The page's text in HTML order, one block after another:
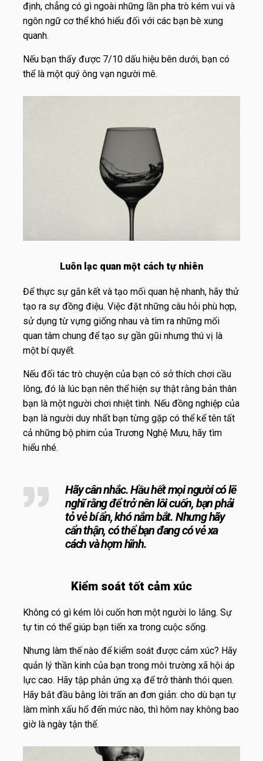
định, chẳng có gì ngoài những lần pha trò kém vui và
ngôn ngữ cơ thể khó hiểu đối với các bạn bè xung
quanh.
Nếu bạn thấy được 7/10 dấu hiệu bên dưới, bạn có
thể là một quý ông vạn người mê.
Luôn lạc quan một cách tự nhiên
Để thực sự gắn kết và tạo mối quan hệ nhanh, hãy thử
tạo ra sự đồng điệu. Việc đặt những câu hỏi phù hợp,
sử dụng từ vựng giống nhau và tìm ra những mối
quan tâm chung để tạo sự gần gũi nhưng thú vị là
một bí quyết.
Nếu đối tác trò chuyện của bạn có sở thích chơi cầu
lông, đó là lúc bạn nên thể hiện sự thật rằng bản thân
bạn là một người chơi nhiệt tình. Nếu đồng nghiệp của
bạn là người duy nhất bạn từng gặp có thể kể tên tất
cả những bộ phim của Trương Nghệ Mưu, hãy tìm
hiểu nhé.
Hãy cân nhắc. Hầu hết mọi người có lẽ
nghĩ rằng để trở nên lôi cuốn, bạn phải
tỏ vẻ bí ẩn, khó nắm bắt. Nhưng hãy
cẩn thận, có thể bạn đang có vẻ xa
cách và hợm hĩnh.
Kiểm soát tốt cảm xúc
Không có gì kém lôi cuốn hơn một người lo lắng. Sự
tự tin có thể giúp bạn tiến xa trong cuộc sống.
Nhưng làm thế nào để kiểm soát được cảm xúc? Hãy
quản lý thần kinh của bạn trong môi trường xã hội áp
lực cao. Hãy tập phản ứng xạ để trở thành thói quen.
Hãy bắt đầu bằng lời trấn an đơn giản: cho dù bạn tự
làm mình xấu hổ đến mức nào, thì hôm nay không bao
giờ là ngày tận thế.